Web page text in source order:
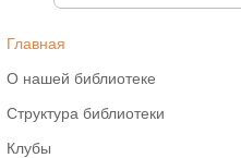
Главная
О нашей библиотеке
Структура библиотеки
Клубы